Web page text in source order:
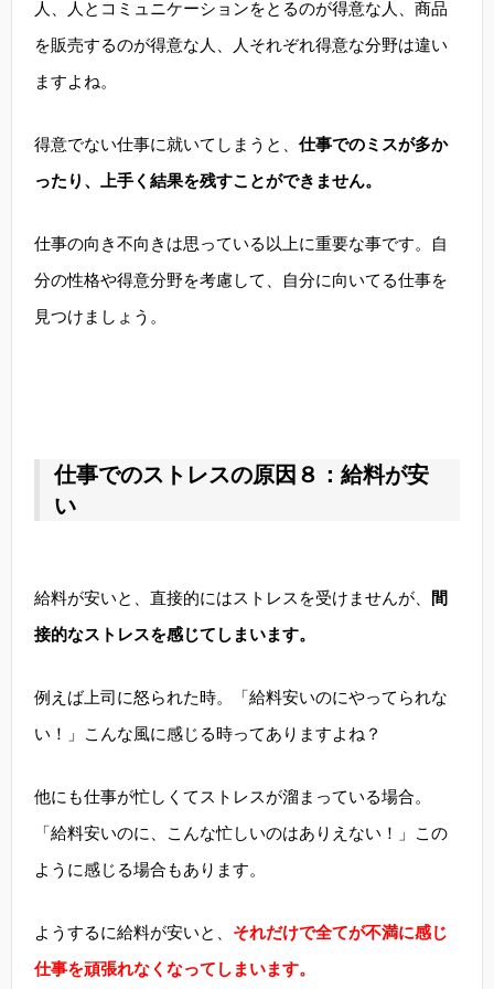
人、人とコミュニケーションをとるのが得意な人、商品
を販売するのが得意な人、人それぞれ得意な分野は違い
ますよね。
得意でない仕事に就いてしまうと、 仕事でのミスが多か
ったり、上手く結果を残すことができません。
仕事の向き不向きは思っている以上に重要な事です。自
分の性格や得意分野を考慮して、自分に向いてる仕事を
見つけましょう。
仕事でのストレスの原因８：給料が安
い
給料が安いと、直接的にはストレスを受けませんが、
間
接的なストレスを感じてしまいます。
例えば上司に怒られた時。「給料安いのにやってられな
い！」こんな風に感じる時ってありますよね？
他にも仕事が忙しくてストレスが溜まっている場合。
「給料安いのに、こんな忙しいのはありえない！」この
ように感じる場合もあります。
ようするに給料が安いと、 それだけで全てが不満に感じ
仕事を頑張れなくなってしまいます。